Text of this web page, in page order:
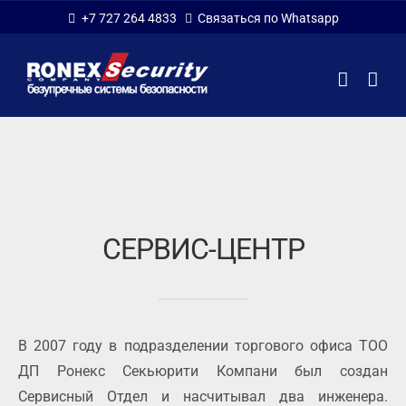
content
+7 727 264 4833 Связаться по Whatsapp
СЕРВИС-ЦЕНТР
В 2007 году в подразделении торгового офиса ТОО
ДП Ронекс Секьюрити Компани был создан
Сервисный Отдел и насчитывал два инженера.